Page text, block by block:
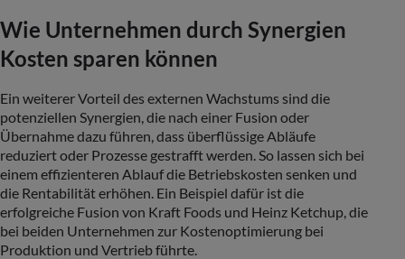
Wie Unternehmen durch Synergien
Kosten sparen können
Ein weiterer Vorteil des externen Wachstums sind die
potenziellen Synergien, die nach einer Fusion oder
Übernahme dazu führen, dass überflüssige Abläufe
reduziert oder Prozesse gestrafft werden. So lassen sich bei
einem effizienteren Ablauf die Betriebskosten senken und
die Rentabilität erhöhen. Ein Beispiel dafür ist die
erfolgreiche Fusion von Kraft Foods und Heinz Ketchup, die
bei beiden Unternehmen zur Kostenoptimierung bei
Produktion und Vertrieb führte.